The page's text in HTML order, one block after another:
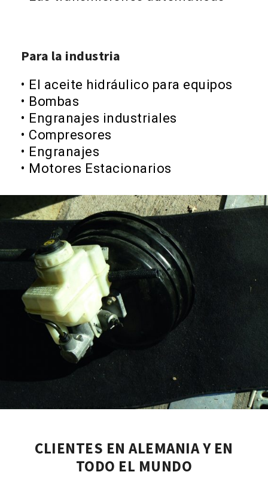
Para la industria
• El aceite hidráulico para equipos
• Bombas
• Engranajes industriales
• Compresores
• Engranajes
• Motores Estacionarios
CLIENTES EN ALEMANIA Y EN
TODO EL MUNDO